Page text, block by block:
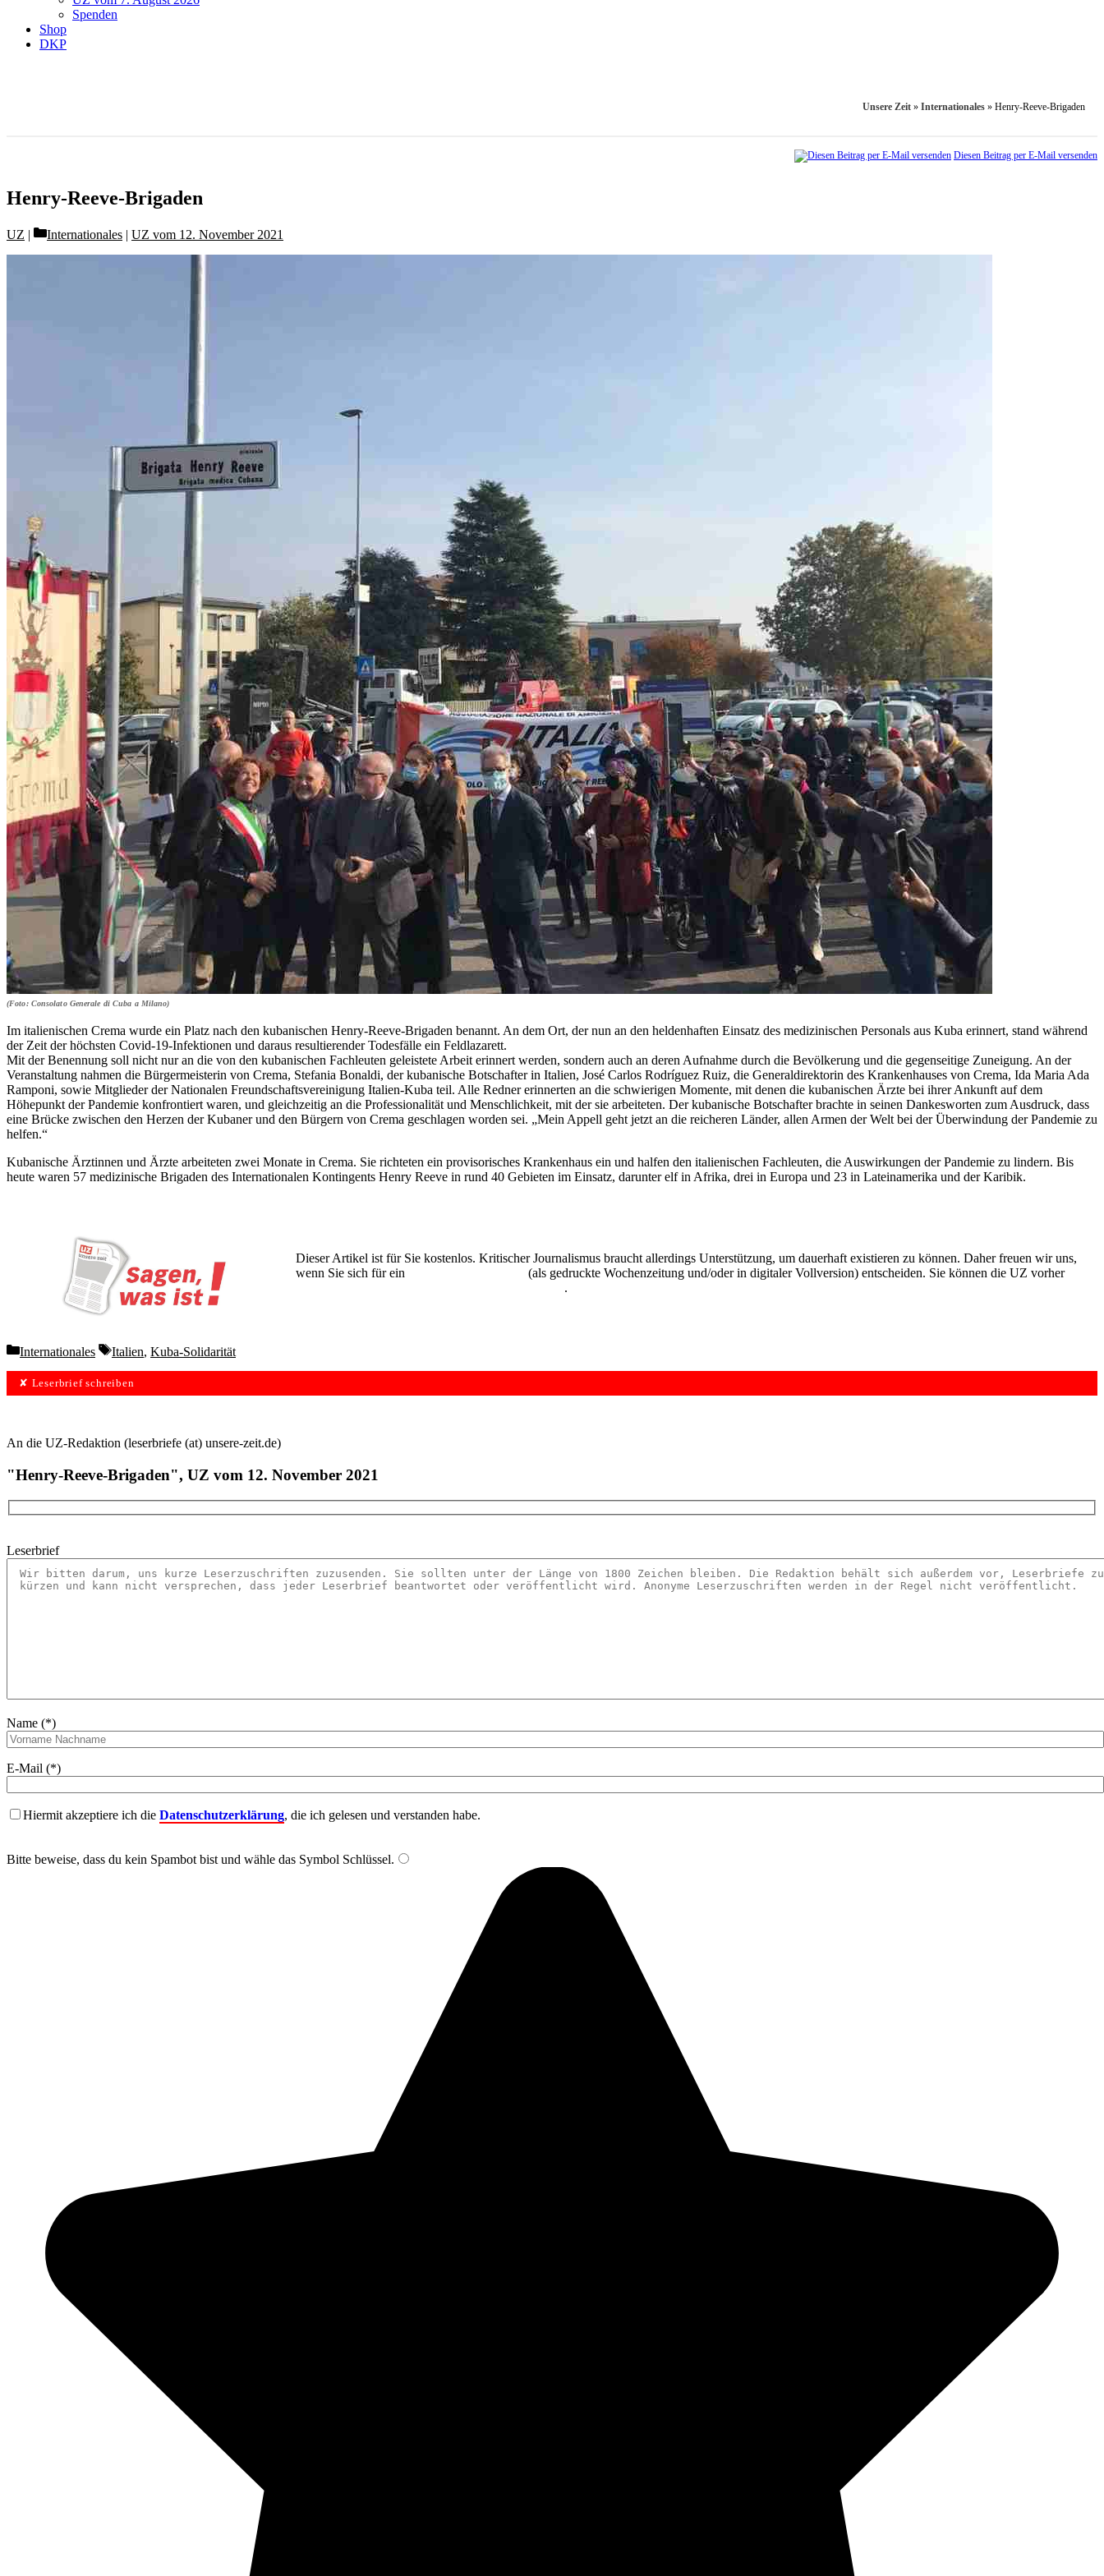
Spenden
Shop
DKP
Unsere Zeit » Internationales » Henry-Reeve-Brigaden
Diesen Beitrag per E-Mail versenden
Henry-Reeve-Brigaden
UZ Categories
Internationales | UZ vom 12. November 2021
(Foto: Consolato Generale di Cuba a Milano)
Im italienischen Crema wurde ein Platz nach den kubanischen Henry-Reeve-Brigaden benannt. An dem Ort, der nun an den heldenhaften Einsatz des medizinischen Personals aus Kuba erinnert, stand während
der Zeit der höchsten Covid-19-Infektionen und daraus resultierender Todesfälle ein Feldlazarett.
Mit der Benennung soll nicht nur an die von den kubanischen Fachleuten geleistete Arbeit erinnert werden, sondern auch an deren Aufnahme durch die Bevölkerung und die gegenseitige Zuneigung. An der
Veranstaltung nahmen die Bürgermeisterin von Crema, Stefania Bonaldi, der kubanische Botschafter in Italien, José Carlos Rodríguez Ruiz, die Generaldirektorin des Krankenhauses von Crema, Ida Maria Ada
Ramponi, sowie Mitglieder der Nationalen Freundschaftsvereinigung Italien-Kuba teil. Alle Redner erinnerten an die schwierigen Momente, mit denen die kubanischen Ärzte bei ihrer Ankunft auf dem
Höhepunkt der Pandemie konfrontiert waren, und gleichzeitig an die Professionalität und Menschlichkeit, mit der sie arbeiteten. Der kubanische Botschafter brachte in seinen Dankesworten zum Ausdruck, dass
eine Brücke zwischen den Herzen der Kubaner und den Bürgern von Crema geschlagen worden sei. „Mein Appell geht jetzt an die reicheren Länder, allen Armen der Welt bei der Überwindung der Pandemie zu
helfen.“
Kubanische Ärztinnen und Ärzte arbeiteten zwei Monate in Crema. Sie richteten ein provisorisches Krankenhaus ein und halfen den italienischen Fachleuten, die Auswirkungen der Pandemie zu lindern. Bis
heute waren 57 medizinische Brigaden des Internationalen Kontingents Henry Reeve in rund 40 Gebieten im Einsatz, darunter elf in Afrika, drei in Europa und 23 in Lateinamerika und der Karibik.
Dieser Artikel ist für Sie kostenlos. Kritischer Journalismus braucht allerdings Unterstützung, um dauerhaft existieren zu können. Daher freuen wir uns,
wenn Sie sich für ein
(als gedruckte Wochenzeitung und/oder in digitaler Vollversion) entscheiden. Sie können die UZ vorher
.
Categories
Internationales Tags
Italien, Kuba-Solidarität
✘ Leserbrief schreiben
An die UZ-Redaktion (leserbriefe (at) unsere-zeit.de)
"Henry-Reeve-Brigaden", UZ vom 12. November 2021
Leserbrief
Name (*)
E-Mail (*)
Hiermit akzeptiere ich die Datenschutzerklärung, die ich gelesen und verstanden habe.
Bitte beweise, dass du kein Spambot bist und wähle das Symbol Schlüssel.